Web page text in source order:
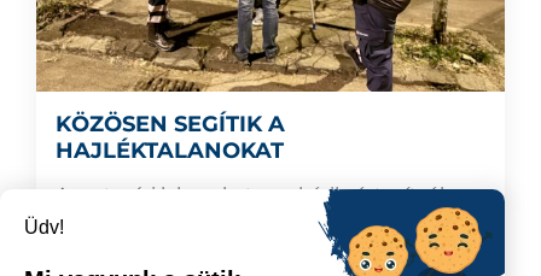
KÖZÖSEN SEGÍTIK A
HAJLÉKTALANOKAT
A szatmári lakosokat arra kérik, értesítsék a
Szatmárnémeti Szociális Igazgatóságot, ha
tudomásuk van hajléktalan személyekről.
Üdv!